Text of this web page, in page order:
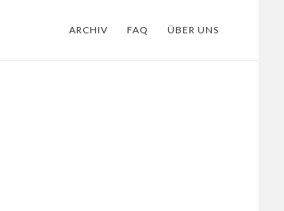
ARCHIV FAQ ÜBER UNS